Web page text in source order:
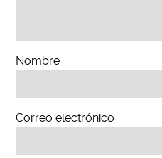
Nombre
Correo electrónico